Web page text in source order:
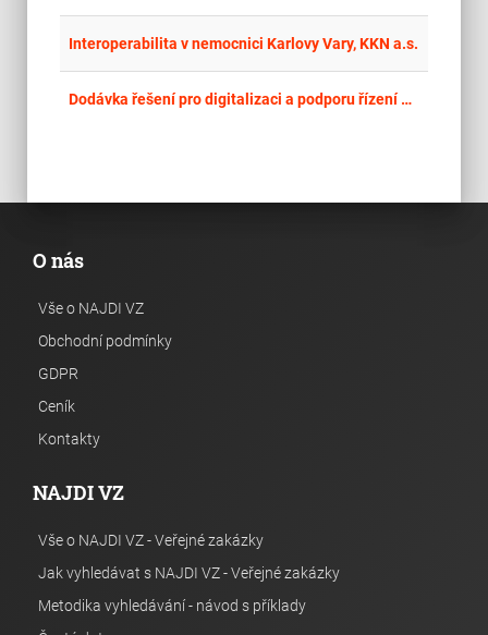
Interoperabilita v nemocnici Karlovy Vary, KKN a.s.
Dodávka řešení pro digitalizaci a podporu řízení podnikových procesů
O nás
Vše o NAJDI VZ
Obchodní podmínky
GDPR
Ceník
Kontakty
NAJDI VZ
Vše o NAJDI VZ - Veřejné zakázky
Jak vyhledávat s NAJDI VZ - Veřejné zakázky
Metodika vyhledávání - návod s příklady